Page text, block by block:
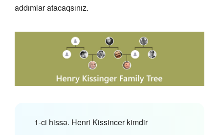
addımlar atacaqsınız.
1-ci hissə. Henri Kissincer kimdir